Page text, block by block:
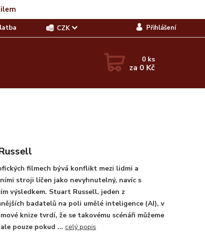
CZK Přihlášení
0 ks
za 0 Kč
filmech bývá konflikt mezi lidmi a
stroji líčen jako nevyhnutelný, navíc s
výsledkem. Stuart Russell, jeden z
badatelů na poli umělé inteligence (AI), v
knize tvrdí, že se takovému scénáři můžeme
pouze pokud ... celý popis